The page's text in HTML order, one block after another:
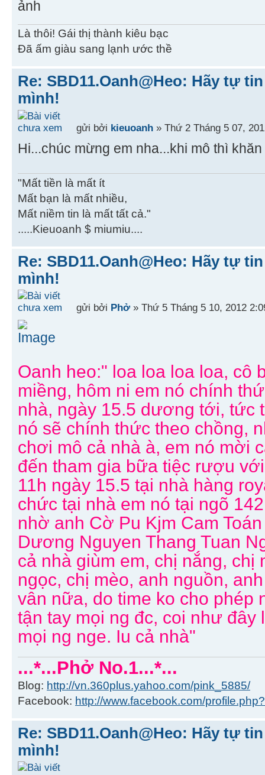
Là thôi! Gái thị thành kiêu bạc
Đã ấm giàu sang lạnh ước thề
Re: SBD11.Oanh@Heo: Hãy tự
mình!
gửi bởi kieuoanh » Thứ 2 Tháng 5 07,
Hi...chúc mừng em nha...khi mô thì
"Mất tiền là mất ít
Mất bạn là mất nhiều,
Mất niềm tin là mất tất cả."
.....Kieuoanh $ miumiu....
Re: SBD11.Oanh@Heo: Hãy tự
mình!
gửi bởi Phở » Thứ 5 Tháng 5 10, 2012
Oanh heo:" loa loa loa loa, cô
miềng, hôm ni em nó chính
nhà, ngày 15.5 dương tới, tức
nó sẽ chính thức theo chồng,
chơi mô cả nhà à, em nó mời
đến tham gia bữa tiệc rượu
11h ngày 15.5 tại nhà hàng
chức tại nhà em nó tại ngõ
nhờ anh Cờ Pu Kjm Cam
Dương Nguyen Thang Tuan
cả nhà giùm em, chị nắng, chị
ngọc, chị mèo, anh nguồn,
vân nữa, do time ko cho phép
tận tay mọi ng đc, coi như
mọi ng nge. Iu cả nhà"
...*...Phở No.1...*...
Blog: http://vn.360plus.yahoo.com/pink_5885/
Facebook: http://www.facebook.com/
Re: SBD11.Oanh@Heo: Hãy tự
mình!